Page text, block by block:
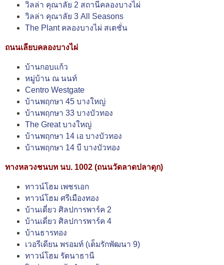
วิลล่า คุณาลัย 2 สถานีคลองบางไผ่
วิลล่า คุณาลัย 3 All Seasons
The Plant คลองบางไผ่ สเตชั่น
ถนนเลียบคลองบางไผ่
บ้านกอบแก้ว
หมู่บ้าน ณ นนท์
Centro Westgate
บ้านพฤกษา 45 บางใหญ่
บ้านพฤกษา 33 บางบัวทอง
The Great บางใหญ่
บ้านพฤกษา 14 เอ บางบัวทอง
บ้านพฤกษา 14 บี บางบัวทอง
ทางหลวงชนบท นบ. 1002 (ถนนวัดลาดปลาดุก)
ทาวน์โฮม เพชรเอก
ทาวน์โฮม ศรีเมืองทอง
บ้านเดี่ยว ศิลปการพาร์ค 2
บ้านเดี่ยว ศิลปการพาร์ค 4
บ้านธารทอง
เวอรีเดียน พรอมท์ (เต็มรักพัฒนา 9)
ทาวน์โฮม รัตนาธานี